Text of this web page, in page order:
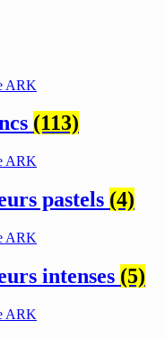
(113)
pastels (4)
intenses (5)